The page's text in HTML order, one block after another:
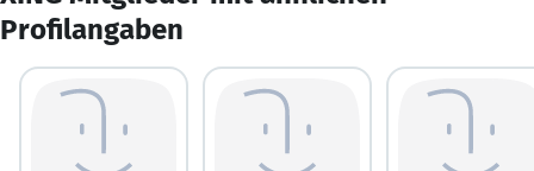
Profilangaben